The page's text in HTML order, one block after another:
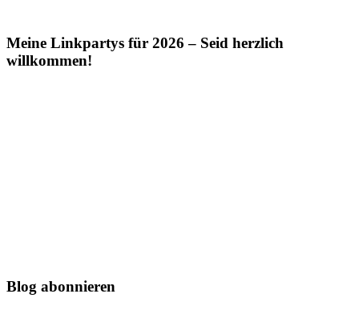
Meine Linkpartys für 2026 – Seid herzlich
willkommen!
Blog abonnieren